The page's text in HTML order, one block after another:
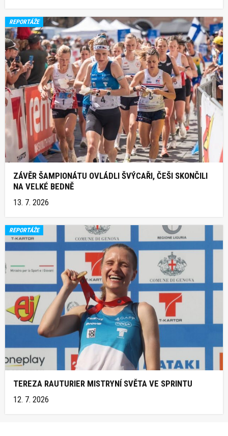
REPORTÁŽE
ZÁVĚR ŠAMPIONÁTU OVLÁDLI ŠVÝCAŘI, ČEŠI SKONČILI
NA VELKÉ BEDNĚ
13. 7. 2026
REPORTÁŽE
TEREZA RAUTURIER MISTRYNÍ SVĚTA VE SPRINTU
12. 7. 2026